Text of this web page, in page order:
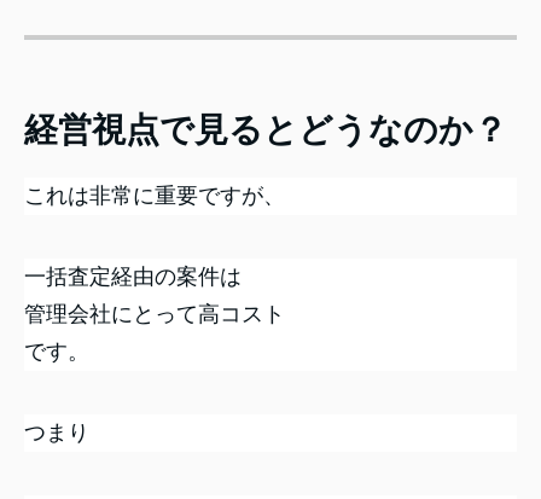
経営視点で見るとどうなのか？
これは非常に重要ですが、
一括査定経由の案件は
管理会社にとって高コスト
です。
つまり